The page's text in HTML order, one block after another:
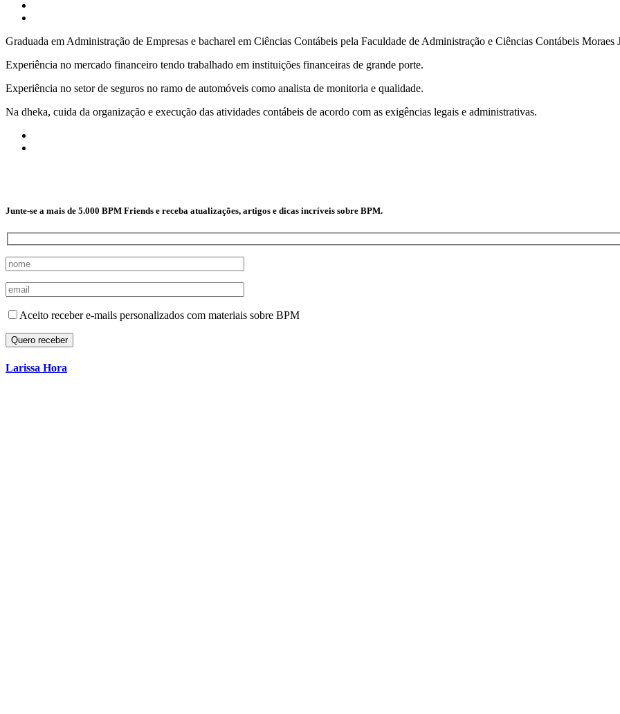
Graduada em Administração de Empresas e bacharel em Ciências Contábeis pela Faculdade de Administração e Ciências Contábeis Moraes
Experiência no mercado financeiro tendo trabalhado em instituições financeiras de grande porte.
Experiência no setor de seguros no ramo de automóveis como analista de monitoria e qualidade.
Na dheka, cuida da organização e execução das atividades contábeis de acordo com as exigências legais e administrativas.
Junte-se a mais de 5.000 BPM Friends e receba atualizações, artigos e dicas incríveis sobre BPM.
Aceito receber e-mails personalizados com materiais sobre BPM
Larissa Hora